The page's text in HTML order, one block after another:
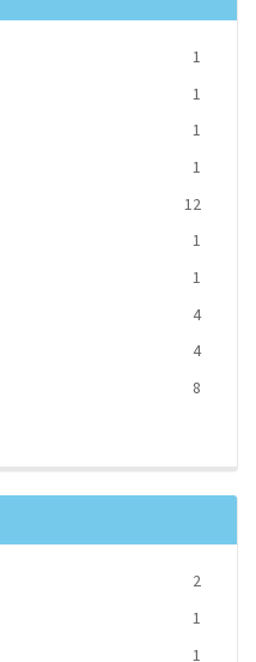
1
1
1
1
12
1
1
4
4
8
2
1
1